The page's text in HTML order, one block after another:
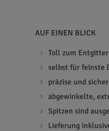
AUF EINEN BLICK
Toll zum
selbst für feinste
präzise und
abgewinkelte,
Spitzen sind
Lieferung